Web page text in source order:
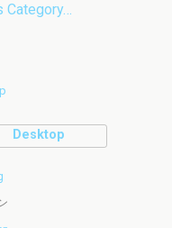
Category…
Desktop